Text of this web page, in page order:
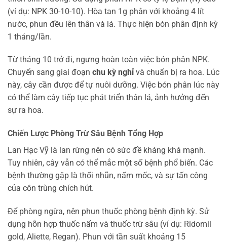
(ví dụ: NPK 30-10-10). Hòa tan 1g phân với khoảng 4 lít
nước, phun đều lên thân và lá. Thực hiện bón phân định kỳ
1 tháng/lần.
Từ tháng 10 trở đi, ngưng hoàn toàn việc bón phân NPK.
Chuyển sang giai đoạn chu kỳ nghỉ và chuẩn bị ra hoa. Lúc
này, cây cần được để tự nuôi dưỡng. Việc bón phân lúc này
có thể làm cây tiếp tục phát triển thân lá, ảnh hưởng đến
sự ra hoa.
Chiến Lược Phòng Trừ Sâu Bệnh Tổng Hợp
Lan Hạc Vỹ là lan rừng nên có sức đề kháng khá mạnh.
Tuy nhiên, cây vẫn có thể mắc một số bệnh phổ biến. Các
bệnh thường gặp là thối nhũn, nấm mốc, và sự tấn công
của côn trùng chích hút.
Để phòng ngừa, nên phun thuốc phòng bệnh định kỳ. Sử
dụng hỗn hợp thuốc nấm và thuốc trừ sâu (ví dụ: Ridomil
gold, Aliette, Regan). Phun với tần suất khoảng 15